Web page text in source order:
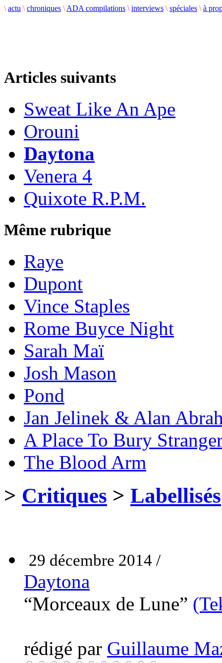
\ actu \ chroniques \ ADA compilations \ interviews \ spéciales \ à
Articles suivants
Sweat Like An Ape
Orouni
Daytona
Venera 4
Quixote R.P.M.
Même rubrique
Raye
Dupont
Vince Staples
Rome Buyce Night
Sarah Maï
Josh Mason
Pond
Jan Jelinek & Alan
A Place To Bury
The Blood Arm
> Critiques > Labellisés
29 décembre 2014 /
Daytona
“Morceaux de Lune”
rédigé par Guillaume